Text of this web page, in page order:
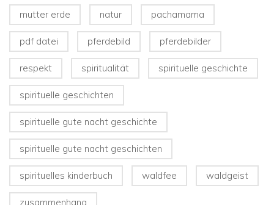
mutter erde natur pachamama
pdf datei pferdebild pferdebilder
respekt spiritualität spirituelle geschichte
spirituelle geschichten
spirituelle gute nacht geschichte
spirituelle gute nacht geschichten
spirituelles kinderbuch waldfee waldgeist
zusammenhang